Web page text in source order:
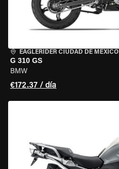
EAGLERIDER CIUDAD DE MÉXICO
G 310 GS
BMW
€172.37 / día